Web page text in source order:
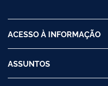
ACESSO À INFORMAÇÃO
ASSUNTOS